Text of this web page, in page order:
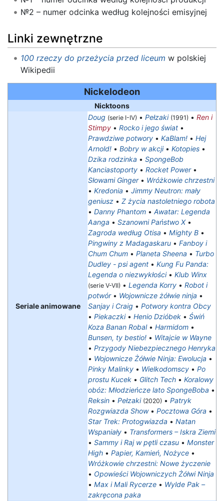
№2 – numer odcinka według kolejności emisyjnej
Linki zewnętrzne
100 rzeczy do przeżycia przed liceum w polskiej
Wikipedii
Nickelodeon
Nicktoons
Seriale animowane
Doug (serie I-IV) • Pełzaki (1991) • Ren i
Stimpy • Rocko i jego świat •
Prawdziwe potwory • KaBlam! • Hej
Arnold! • Bobry w akcji• Kotopies •
Dzika rodzinka • SpongeBob
Kanciastoporty • Rocket Power•
Słowami Ginger• Wróżkowie chrzestni
• Kredonia • Jimmy Neutron: mały
geniusz • Z życia nastoletniego robota
• Danny Phantom • Awatar: Legenda
Aanga • Szanowni Państwo X•
Zagroda według Otisa • Mighty B •
Pingwiny z Madagaskaru • Fanboy i
Chum Chum • Planeta Sheena • Turbo
Dudley - psi agent • Kung Fu Panda:
Legenda o niezwykłości• Klub Winx
(serie V-VII) • Legenda Korry • Robot i
potwór• Wojownicze żółwie ninja •
Sanjay i Craig • Potwory kontra Obcy
• Piekaczki• Henio Dzióbek • Świń
Koza Banan Robal• Harmidom •
Bunsen, ty bestio! • Witajcie w Wayne
• Przygody Niebezpiecznego Henryka
• Wojownicze Żółwie Ninja: Ewolucja •
Pinky Malinky • Wielkodomscy • Po
prostu Kucek • Glitch Tech • Koralowy
obóz: Młodzieńcze lato SpongeBoba •
Reksin • Pełzaki (2020) • Patryk
Rozgwiazda Show• Pocztowa Góra •
Star Trek: Protogwiazda • Natan
Wspaniały • Transformers – Iskra Ziemi
• Sammy i Raj w pętli czasu • Monster
High • Papier, Kamień, Nożyce •
Wróżkowie chrzestni: Nowe życzenie
• Opowieści Wojowniczych Żółwi Ninja
• Max i Mali Rycerze • Wylde Pak –
zakręcona paka